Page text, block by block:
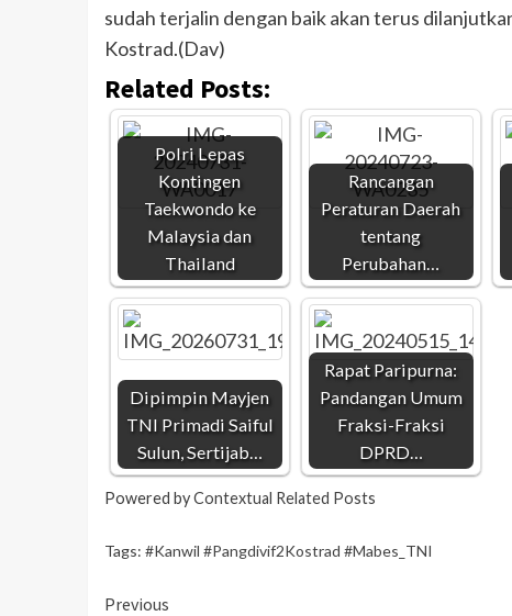
sudah terjalin dengan baik akan terus
Kostrad.(Dav)
Related Posts:
Polri Lepas
Kontingen
Taekwondo ke
Malaysia dan
Thailand
Rancangan
Peraturan Daerah
tentang
Perubahan…
Dipimpin Mayjen
TNI Primadi Saiful
Sulun, Sertijab…
Rapat Paripurna:
Pandangan Umum
Fraksi-Fraksi
DPRD…
Powered byContextual Related Posts
Tags: #Kanwil #Pangdivif2Kostrad #Mabes_TNI
Previous